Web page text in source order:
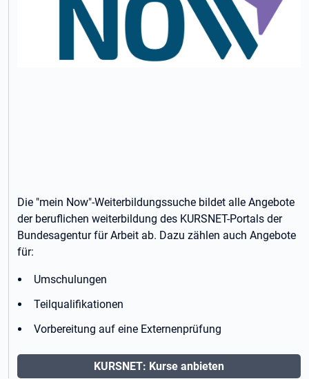
Die "mein Now"-Weiterbildungssuche bildet alle Angebote
der beruflichen weiterbildung des KURSNET-Portals der
Bundesagentur für Arbeit ab. Dazu zählen auch Angebote
für:
Umschulungen
Teilqualifikationen
Vorbereitung auf eine Externenprüfung
KURSNET: Kurse anbieten